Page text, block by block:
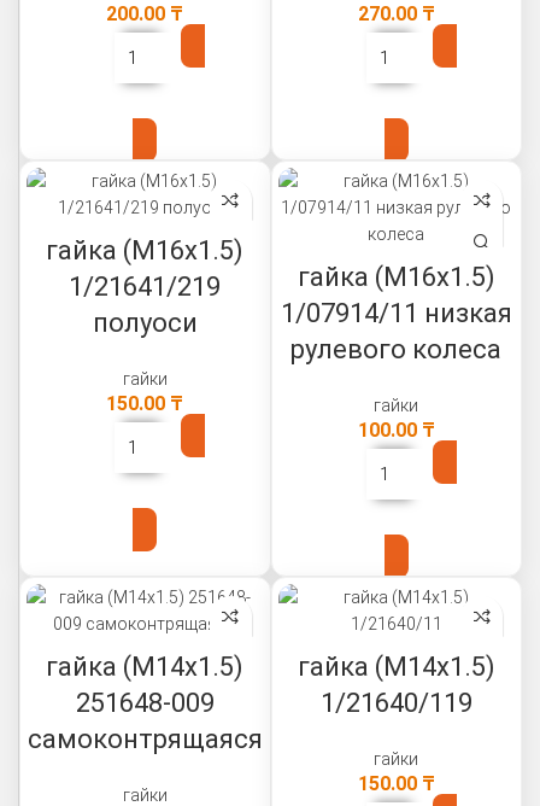
200.00 ₸ 270.00 ₸
гайка (М16х1.5)
1/21641/219
полуоси
гайки
150.00 ₸
гайка (М16х1.5)
1/07914/11 низкая
рулевого колеса
гайки
100.00 ₸
гайка (М14х1.5)
251648-009
самоконтрящаяся
гайки
гайка (М14х1.5)
1/21640/119
гайки
150.00 ₸